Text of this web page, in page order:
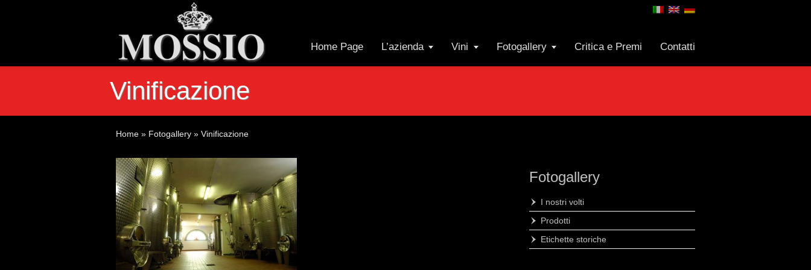
Home Page L’azienda Vini Fotogallery Critica e Premi Contatti
Vinificazione
Home » Fotogallery » Vinificazione
Fotogallery
I nostri volti
Prodotti
Etichette storiche